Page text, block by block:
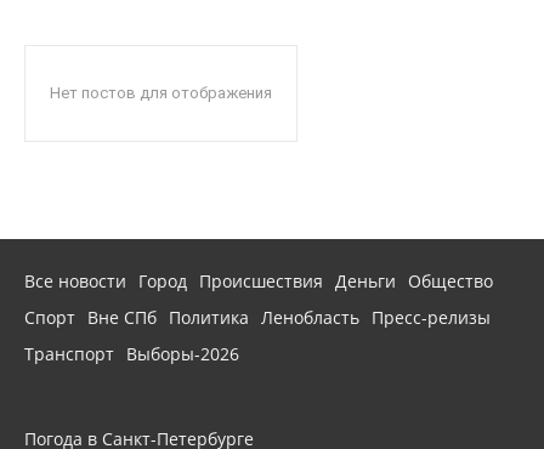
Нет постов для отображения
Все новости Город Происшествия Деньги
Общество
Спорт Вне СПб Политика Ленобласть Пресс-релизы
Транспорт Выборы-2026
Погода в Санкт-Петербурге